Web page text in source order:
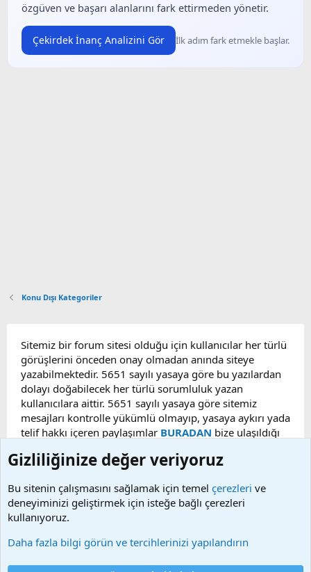
özgüven ve başarı alanlarını fark ettirmeden yönetir.
Çekirdek İnanç Analizini Gör İlk adım fark etmekle başlar.
Konu Dışı Kategoriler
Sitemiz bir forum sitesi olduğu için kullanıcılar her türlü
görüşlerini önceden onay olmadan anında siteye
yazabilmektedir. 5651 sayılı yasaya göre bu yazılardan
dolayı doğabilecek her türlü sorumluluk yazan
kullanıcılara aittir. 5651 sayılı yasaya göre sitemiz
mesajları kontrolle yükümlü olmayıp, yasaya aykırı yada
telif hakkı içeren paylaşımlar BURADAN bize ulaşıldığı
kaldırılacaktır. Sitemizde Bulunan Videolar YouTube,
alınmaktadır. Telif hakları sorumluluğu bu sitelere aittir.
Videoların hiç biri sunucularımızda bulunmamaktadır.
Gizliliğinize değer veriyoruz
Bu sitenin çalışmasını sağlamak için temel çerezleri ve
deneyiminizi geliştirmek için isteğe bağlı çerezleri
kullanıyoruz.
Daha fazla bilgi görün ve tercihlerinizi yapılandırın